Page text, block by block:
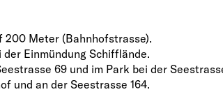
200 Meter (Bahnhofstrasse).
Einmündung Schifflände.
69 und im Park bei der
und an der Seestrasse 164.